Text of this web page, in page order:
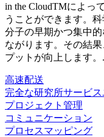
in the CloudTMによっ
うことができます。
分子の早期かつ集中
ながります。その結
プットが向上します。.
高速配送
完全な研究所サービス
プロジェクト管理
コミュニケーション
プロセスマッピング